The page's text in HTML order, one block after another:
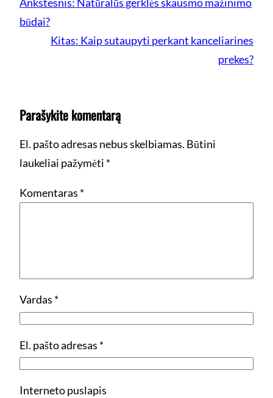
būdai?
Kitas: Kaip sutaupyti perkant kanceliarines
prekes?
Parašykite komentarą
El. pašto adresas nebus skelbiamas. Būtini
laukeliai pažymėti *
Komentaras *
Vardas *
El. pašto adresas *
Interneto puslapis